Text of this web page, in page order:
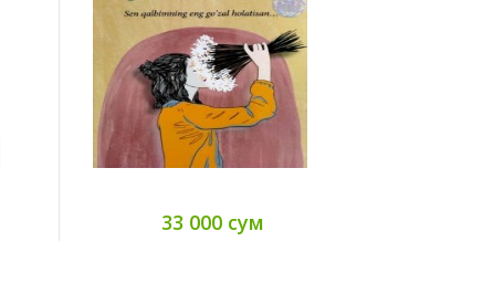
33 000 сум